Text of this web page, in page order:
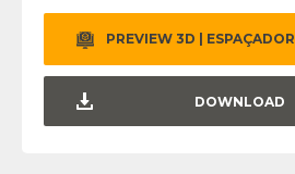
PREVIEW 3D | ESPAÇADOR
DOWNLOAD